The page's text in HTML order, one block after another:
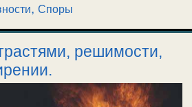
, Споры
решимости,